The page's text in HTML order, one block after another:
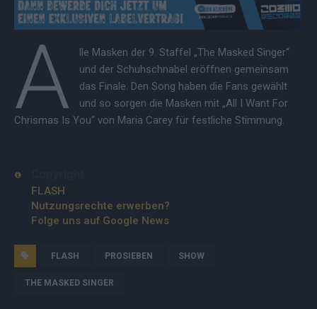
A
lle Masken der 9. Staffel „The Masked Singer“
und der Schuhschnabel eröffnen gemeinsam
das Finale. Den Song haben die Fans gewählt
und so sorgen die Masken mit „All I Want For
Chrismas Is You“ von Maria Carey für festliche Stimmung.
FLASH
Nutzungsrechte erwerben?
Folge uns auf Google News
FLASH PROSIEBEN SHOW
THE MASKED SINGER